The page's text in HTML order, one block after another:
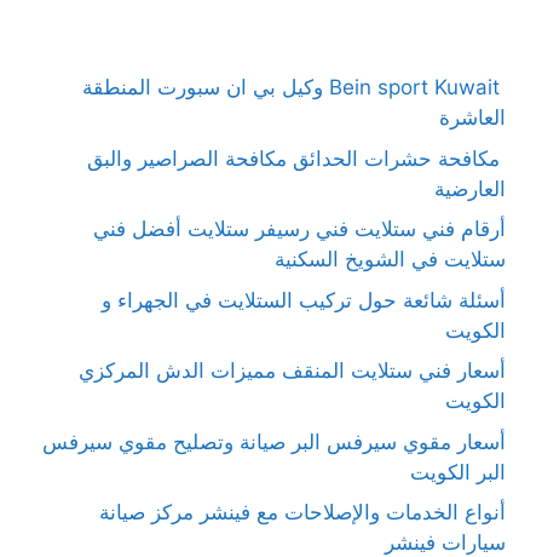
Bein sport Kuwait وكيل بي ان سبورت المنطقة
العاشرة
مكافحة حشرات الحدائق مكافحة الصراصير والبق
العارضية
أرقام فني ستلايت فني رسيفر ستلايت أفضل فني
ستلايت في الشويخ السكنية
أسئلة شائعة حول تركيب الستلايت في الجهراء و
الكويت
أسعار فني ستلايت المنقف مميزات الدش المركزي
الكويت
أسعار مقوي سيرفس البر صيانة وتصليح مقوي سيرفس
البر الكويت
أنواع الخدمات والإصلاحات مع فينشر مركز صيانة
سيارات فينشر